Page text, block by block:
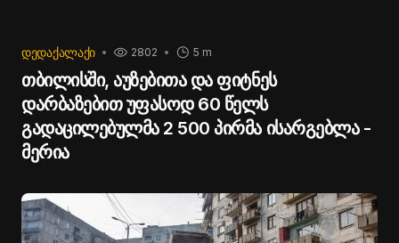
ᲓᲔᲓᲐᲥᲐᲚᲐᲥᲘ 5 m
2802
თბილისში, აუზებითა და ფიტნეს
დარბაზებით უფასოდ 60 წელს
გადაცილებულმა 2 500 პირმა ისარგებლა -
მერია